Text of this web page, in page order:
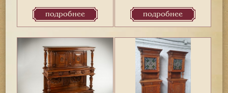
подробнее подробнее